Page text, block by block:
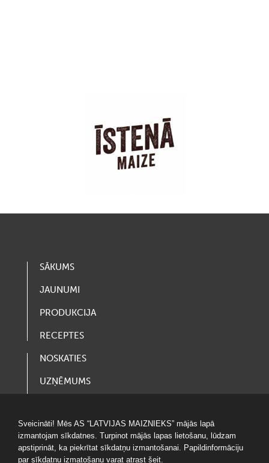
SĀKUMS
JAUNUMI
PRODUKCIJA
RECEPTES
NOSKATIES
UZŅĒMUMS
LOTERIJAS
Sveicināti! Mēs AS “LATVIJAS MAIZNIEKS” mājās lapā
izmantojam sīkdatnes. Turpinot mājās lapas lietošanu, lūdzam
apstiprināt, ka piekrītat sīkdatņu izmantošanai. Papildinformāciju
par sīkdatņu izmatošanu varat atrast šeit.